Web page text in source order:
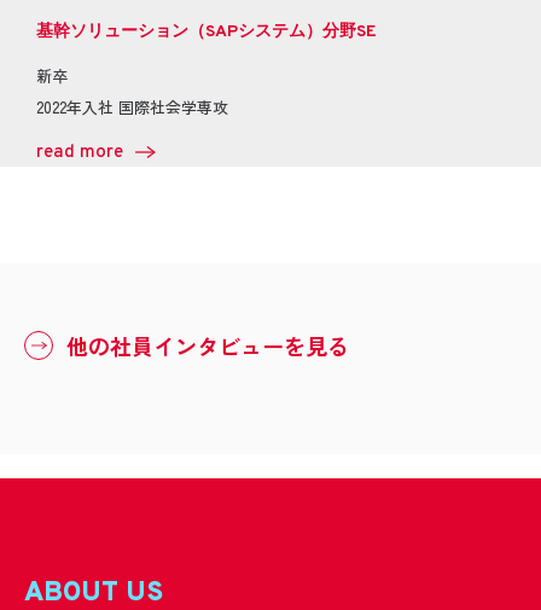
基幹ソリューション（SAPシステム）分野SE
新卒
2022年入社 国際社会学専攻
read more
他の社員インタビューを見る
ABOUT US